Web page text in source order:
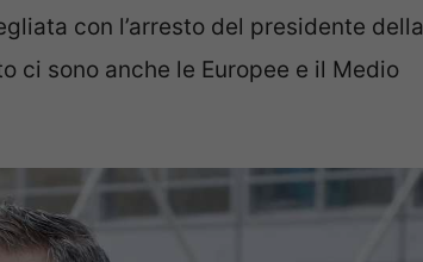
con l’arresto del presidente della
ci sono anche le Europee e il Medio